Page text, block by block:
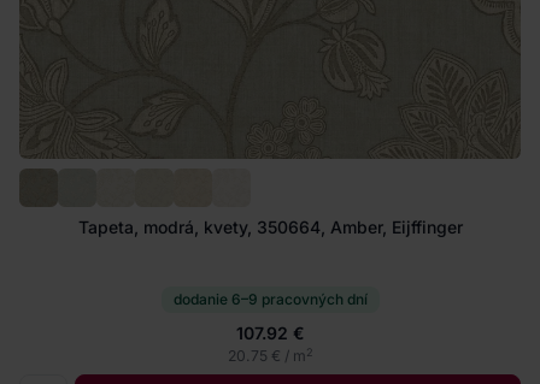
Tapeta, modrá, kvety, 350664, Amber, Eijffinger
dodanie 6–9 pracovných dní
107.92 €
20.75 € / m2